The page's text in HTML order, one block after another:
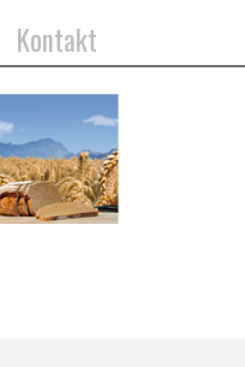
Kontakt